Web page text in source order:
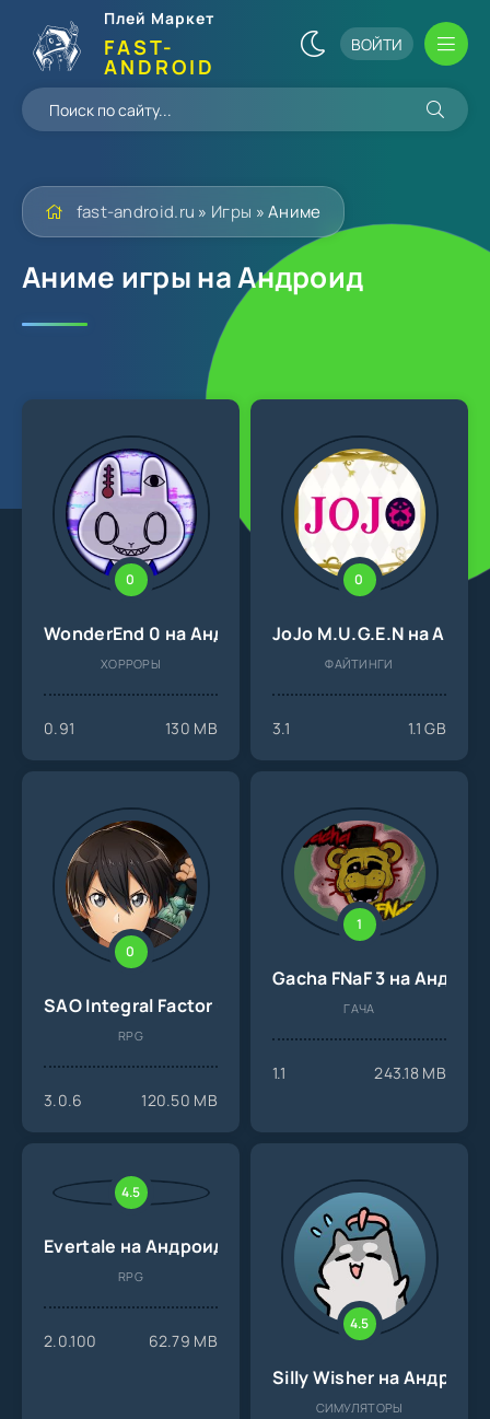
Плей Маркет
FAST-
ANDROID
ВОЙТИ
fast-android.ru » Игры » Аниме
Аниме игры на Андроид
0
WonderEnd 0 на Андроид
ХОРРОРЫ
0.91 130 MB
0
JoJo M.U.G.E.N на
ФАЙТИНГИ
3.1 1.1 GB
0
SAO Integral Factor - MMORPG на Андроид
RPG
3.0.6 120.50 MB
1
Gacha FNaF 3 на
ГАЧА
1.1 243.18 MB
4.5
Evertale на Андроид
RPG
2.0.100 62.79 MB
4.5
Silly Wisher на Андроид
СИМУЛЯТОРЫ